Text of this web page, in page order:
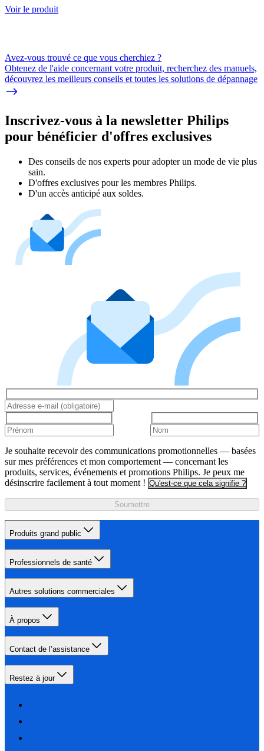
Voir le produit
Avez-vous trouvé ce que vous cherchiez ?
Obtenez de l'aide concernant votre produit, recherchez des manuels,
découvrez les meilleurs conseils et toutes les solutions de dépannage
Inscrivez-vous à la newsletter Philips
pour bénéficier d'offres exclusives
Des conseils de nos experts pour adopter un mode de vie plus
sain.
D'offres exclusives pour les membres Philips.
D'un accès anticipé aux soldes.
Je souhaite recevoir des communications promotionnelles — basées
sur mes préférences et mon comportement — concernant les
produits, services, événements et promotions Philips. Je peux me
désinscrire facilement à tout moment ! Qu'est-ce que cela signifie ?
Soumettre
Produits grand public
Professionnels de santé
Autres solutions commerciales
À propos
Contact de l’assistance
Restez à jour